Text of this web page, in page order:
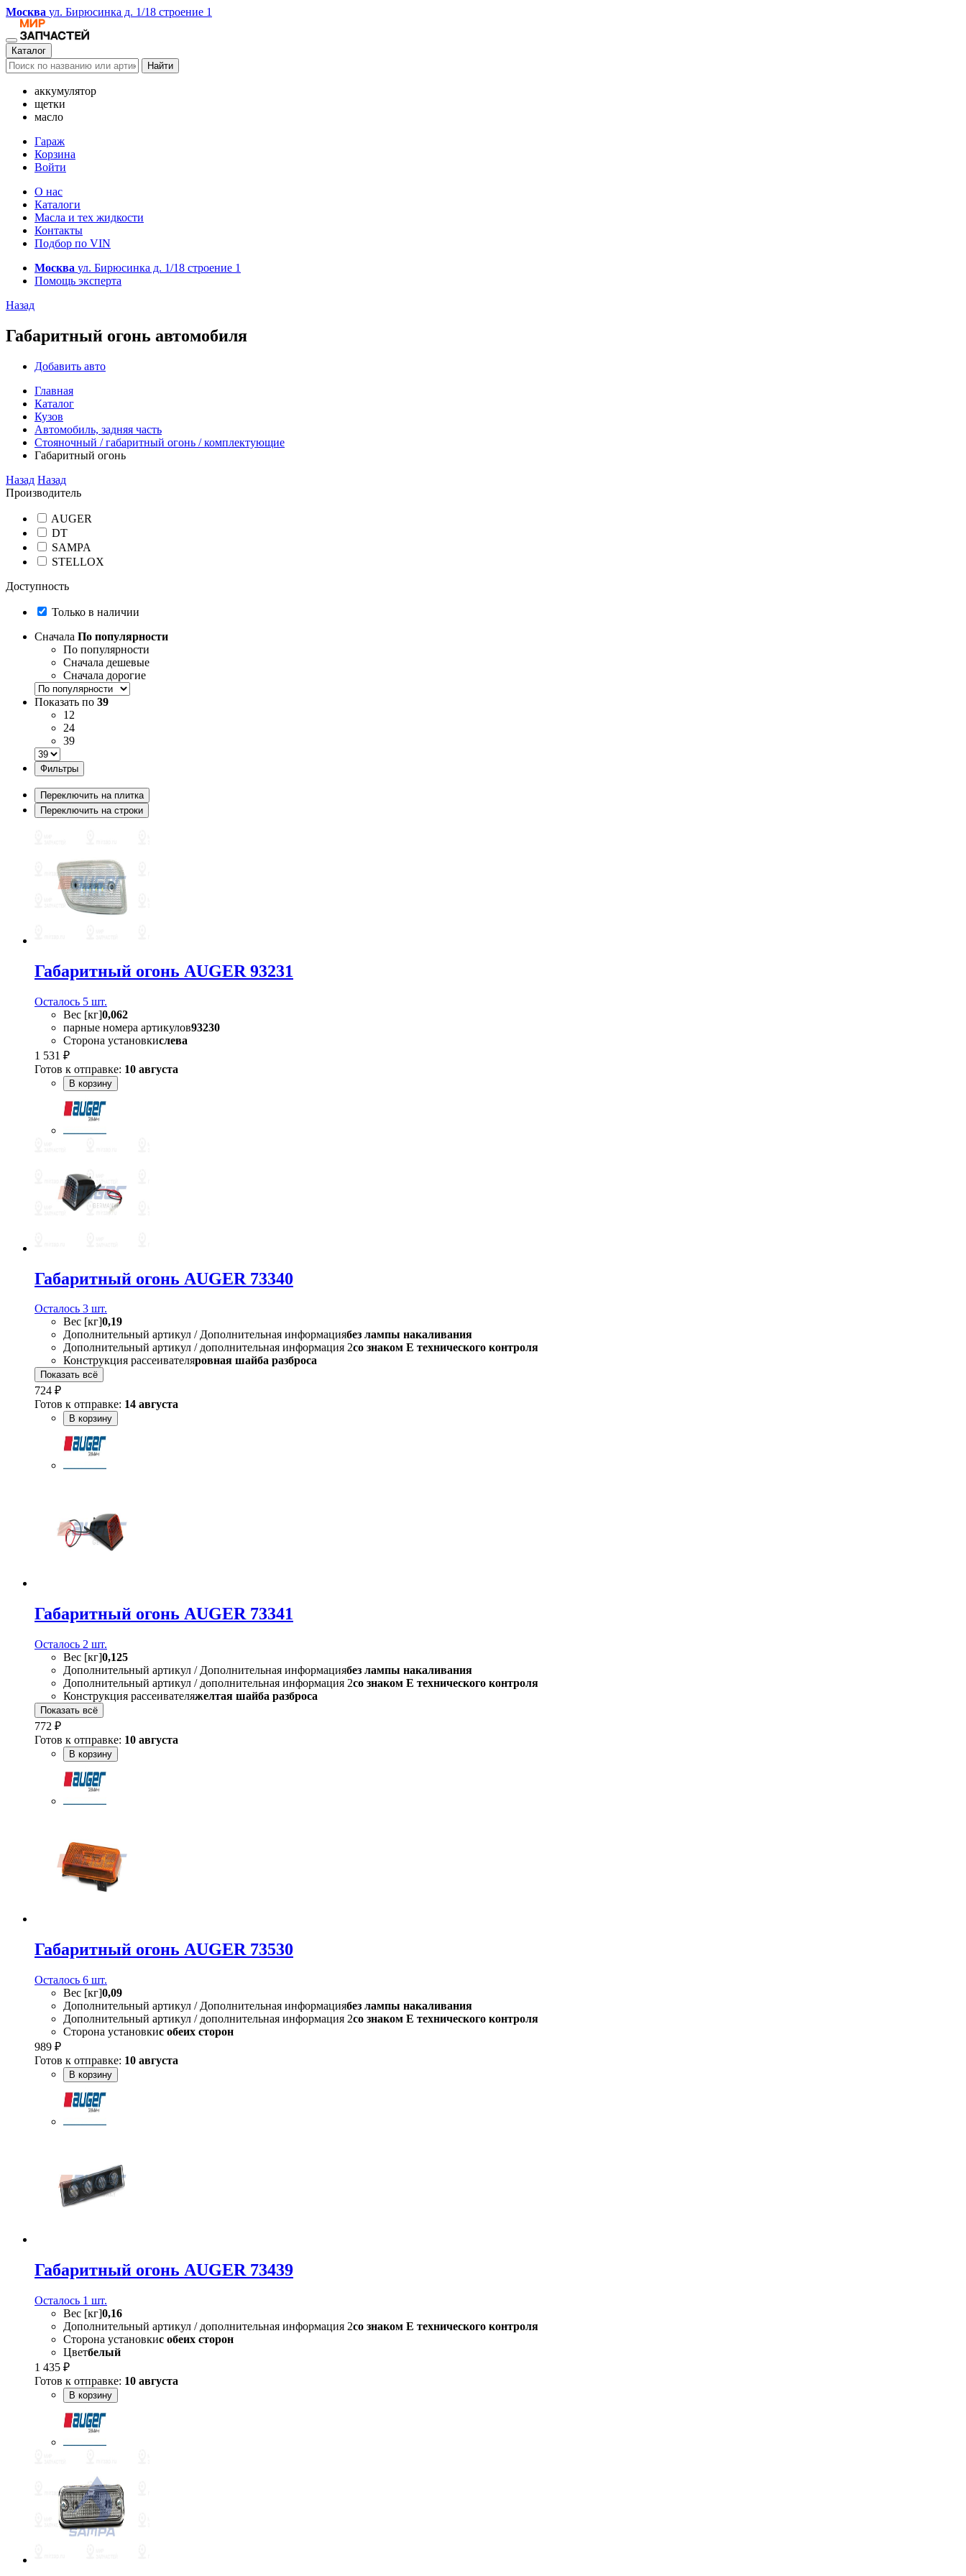
Москва ул. Бирюсинка д. 1/18 строение 1
Каталог
Найти
аккумулятор
щетки
масло
Гараж
Корзина
Войти
О нас
Каталоги
Масла и тех жидкости
Контакты
Подбор по VIN
Москва ул. Бирюсинка д. 1/18 строение 1
Помощь эксперта
Назад
Габаритный огонь автомобиля
Добавить авто
Главная
Каталог
Кузов
Автомобиль, задняя часть
Стояночный / габаритный огонь / комплектующие
Габаритный огонь
Назад Назад
Производитель
AUGER
DT
SAMPA
STELLOX
Доступность
Только в наличии
Сначала По популярности
По популярности
Сначала дешевые
Сначала дорогие
Показать по 39
12
24
39
Фильтры
Переключить на плитка
Переключить на строки
Габаритный огонь AUGER 93231
Осталось 5 шт.
Вес [кг]0,062
парные номера артикулов93230
Сторона установкислева
1 531 ₽
Готов к отправке: 10 августа
В корзину
Габаритный огонь AUGER 73340
Осталось 3 шт.
Вес [кг]0,19
Дополнительный артикул / Дополнительная информациябез лампы накаливания
Дополнительный артикул / дополнительная информация 2со знаком Е технического контроля
Конструкция рассеивателяровная шайба разброса
Показать всё
724 ₽
Готов к отправке: 14 августа
В корзину
Габаритный огонь AUGER 73341
Осталось 2 шт.
Вес [кг]0,125
Дополнительный артикул / Дополнительная информациябез лампы накаливания
Дополнительный артикул / дополнительная информация 2со знаком Е технического контроля
Конструкция рассеивателяжелтая шайба разброса
Показать всё
772 ₽
Готов к отправке: 10 августа
В корзину
Габаритный огонь AUGER 73530
Осталось 6 шт.
Вес [кг]0,09
Дополнительный артикул / Дополнительная информациябез лампы накаливания
Дополнительный артикул / дополнительная информация 2со знаком Е технического контроля
Сторона установкис обеих сторон
989 ₽
Готов к отправке: 10 августа
В корзину
Габаритный огонь AUGER 73439
Осталось 1 шт.
Вес [кг]0,16
Дополнительный артикул / дополнительная информация 2со знаком Е технического контроля
Сторона установкис обеих сторон
Цветбелый
1 435 ₽
Готов к отправке: 10 августа
В корзину